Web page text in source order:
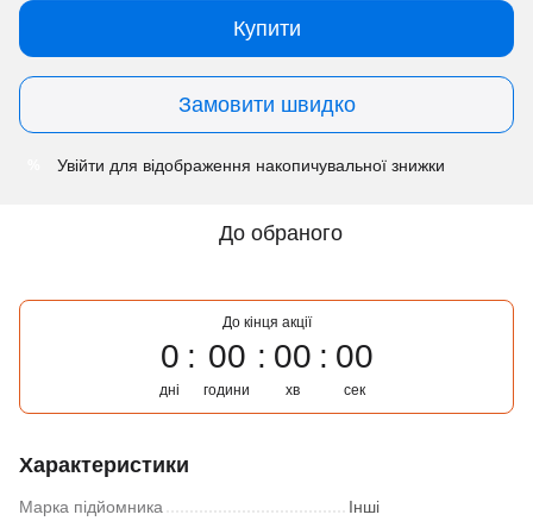
Купити
Замовити швидко
Увійти для відображення накопичувальної знижки
До обраного
До кінця акції
0
дні
00
години
00
хв
00
сек
Характеристики
Марка підйомника Інші